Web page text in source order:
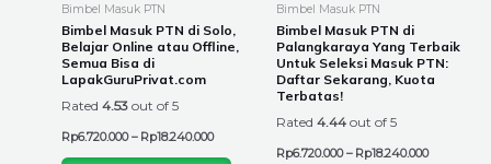
Bimbel Masuk PTN
Bimbel Masuk PTN di Solo,
Belajar Online atau Offline,
Semua Bisa di
LapakGuruPrivat.com
Rated 4.53 out of 5
Rp6.720.000 – Rp18.240.000
chosen
on
Bimbel Masuk PTN
Bimbel Masuk PTN di
Palangkaraya Yang Terbaik
Untuk Seleksi Masuk PTN:
Daftar Sekarang, Kuota
Terbatas!
Rated 4.44 out of 5
Rp6.720.000 – Rp18.240.000
on
the